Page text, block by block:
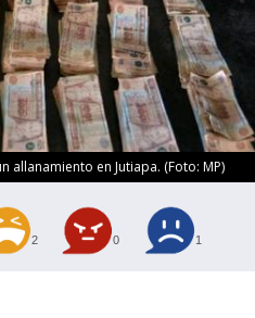
allanamiento en Jutiapa. (Foto: MP)
2 0 1